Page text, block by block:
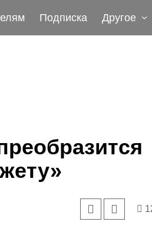
Подписка Другое